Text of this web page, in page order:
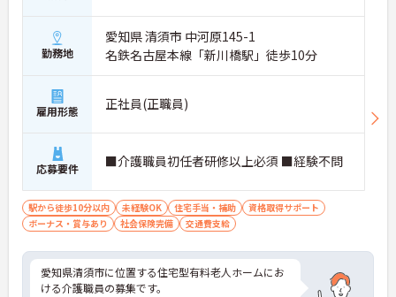
勤務地
愛知県 清須市 中河原145-1
名鉄名古屋本線「新川橋駅」徒歩10分
雇用形態 正社員(正職員)
応募要件 ■介護職員初任者研修以上必須 ■経験不問
駅から徒歩10分以内 未経験OK 住宅手当・補助
資格取得サポート
ボーナス・賞与あり
社会保険完備 交通費支給
愛知県清須市に位置する住宅型有料老人ホームにお
ける介護職員の募集です。